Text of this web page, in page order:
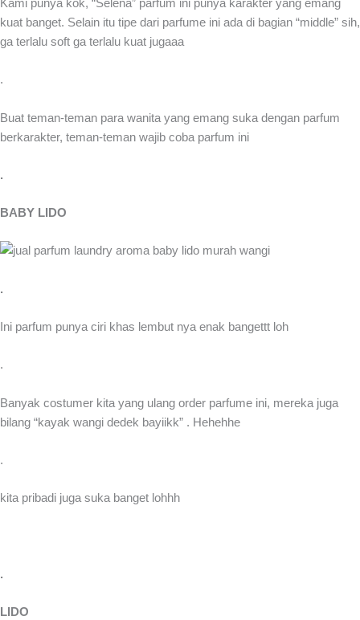
Kami punya kok, “Selena” parfum ini punya karakter yang emang
kuat banget. Selain itu tipe dari parfume ini ada di bagian “middle” sih,
ga terlalu soft ga terlalu kuat jugaaa
.
Buat teman-teman para wanita yang emang suka dengan parfum
berkarakter, teman-teman wajib coba parfum ini
.
BABY LIDO
.
Ini parfum punya ciri khas lembut nya enak bangettt loh
.
Banyak costumer kita yang ulang order parfume ini, mereka juga
bilang “kayak wangi dedek bayiikk” . Hehehhe
.
kita pribadi juga suka banget lohhh
.
LIDO